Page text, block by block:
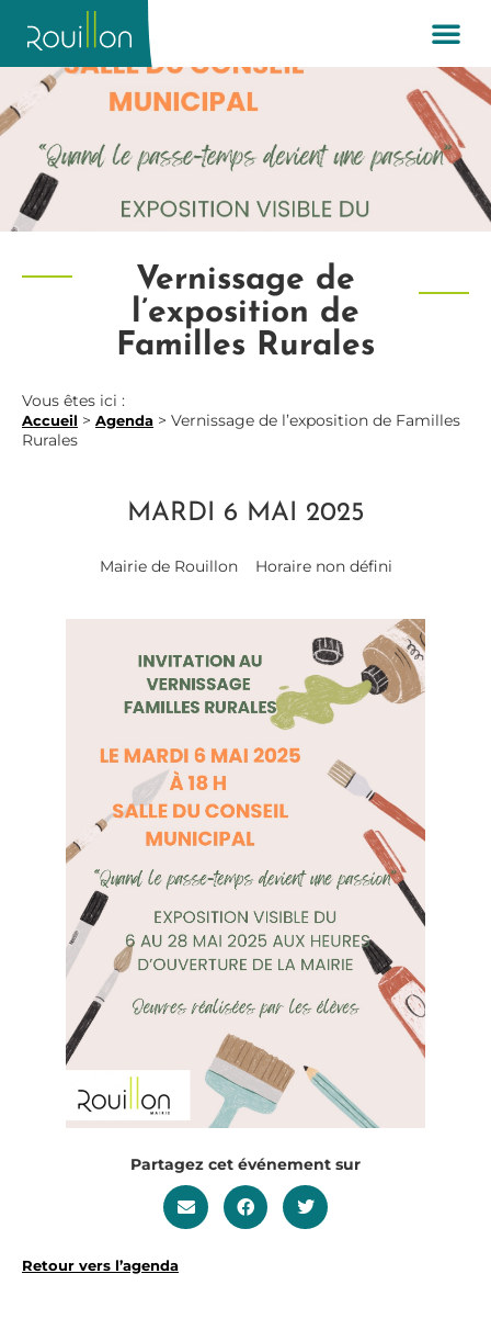
Vernissage de
l’exposition de
Familles Rurales
Vous êtes ici :
Accueil > Agenda > Vernissage de l’exposition de Familles
Rurales
MARDI 6 MAI 2025
Mairie de Rouillon Horaire non défini
Partagez cet événement sur
Retour vers l’agenda